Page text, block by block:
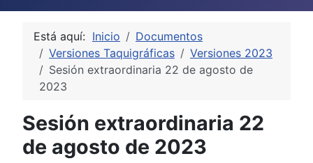
Está aquí: Inicio
Documentos
Versiones Taquigráficas
Versiones 2023
Sesión extraordinaria 22 de agosto de
2023
Sesión extraordinaria 22
de agosto de 2023